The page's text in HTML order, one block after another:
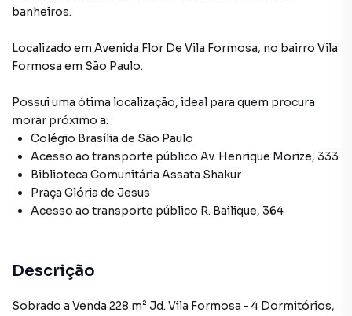
banheiros.
Localizado em Avenida Flor De Vila Formosa, no bairro Vila
Formosa em São Paulo.
Possui uma ótima localização, ideal para quem procura
morar próximo a:
Colégio Brasília de São Paulo
Acesso ao transporte público Av. Henrique Morize, 333
Biblioteca Comunitária Assata Shakur
Praça Glória de Jesus
Acesso ao transporte público R. Bailique, 364
Descrição
Sobrado a Venda 228 m² Jd. Vila Formosa - 4 Dormitórios,